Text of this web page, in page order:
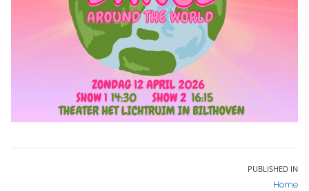
PUBLISHED IN
Home